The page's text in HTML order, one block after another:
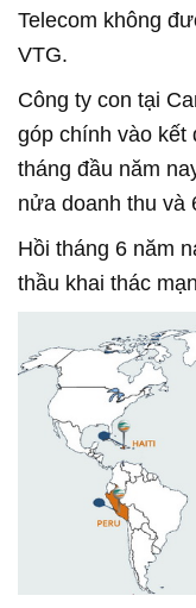
Telecom không
VTG.
Công ty con tại
góp chính vào kết
tháng đầu năm
nửa doanh thu và
Hồi tháng 6 năm
thầu khai thác